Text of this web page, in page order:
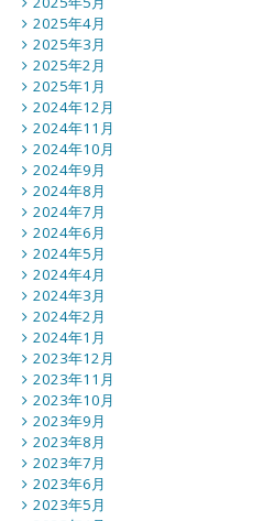
2025年4月
2025年3月
2025年2月
2025年1月
2024年12月
2024年11月
2024年10月
2024年9月
2024年8月
2024年7月
2024年6月
2024年5月
2024年4月
2024年3月
2024年2月
2024年1月
2023年12月
2023年11月
2023年10月
2023年9月
2023年8月
2023年7月
2023年6月
2023年5月